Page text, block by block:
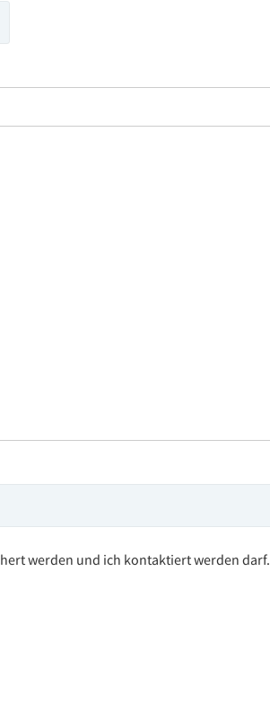
werden und ich kontaktiert werden darf.